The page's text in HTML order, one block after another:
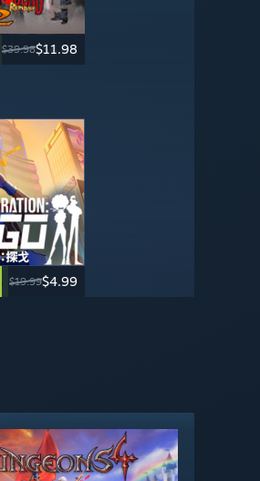
$39.98$11.98
$19.99$4.99
$14.99$4.49
$4.99$3.74
$69.99$23.09
$49.99 $16.49
$39.99$13.99
$59.99$2.99